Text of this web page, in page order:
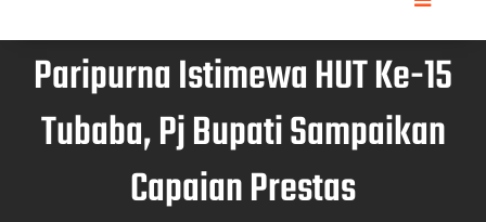
Paripurna Istimewa HUT Ke-15
Tubaba, Pj Bupati Sampaikan
Capaian Prestas